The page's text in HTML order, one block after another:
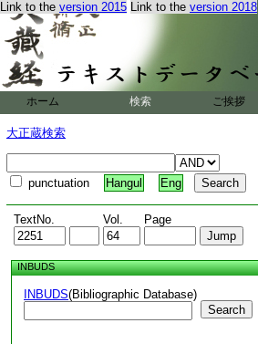
Link to the version 2015 Link to the version 2018
ホーム 検索 ご挨拶
大正蔵検索
punctuation Hangul Eng
TextNo. Vol. Page
INBUDS
INBUDS(Bibliographic Database)
Search